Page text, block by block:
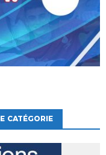
CATÉGORIE